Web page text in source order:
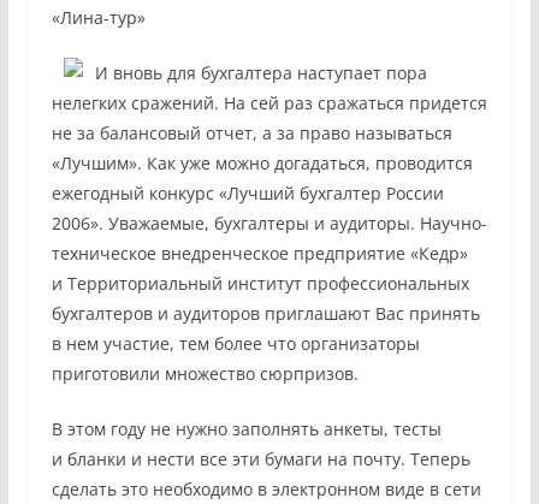
«Лина-тур»
И вновь для бухгалтера наступает пора
нелегких сражений. На сей раз сражаться придется
не за балансовый отчет, а за право называться
«Лучшим». Как уже можно догадаться, проводится
ежегодный конкурс «Лучший бухгалтер России
2006». Уважаемые, бухгалтеры и аудиторы. Научно-
техническое внедренческое предприятие «Кедр»
и Территориальный институт профессиональных
бухгалтеров и аудиторов приглашают Вас принять
в нем участие, тем более что организаторы
приготовили множество сюрпризов.
В этом году не нужно заполнять анкеты, тесты
и бланки и нести все эти бумаги на почту. Теперь
сделать это необходимо в электронном виде в сети